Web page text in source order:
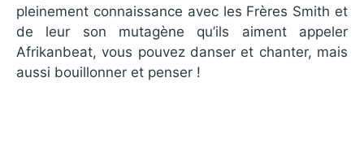
pleinement connaissance avec les Frères Smith et
de leur son mutagène qu’ils aiment appeler
Afrikanbeat, vous pouvez danser et chanter, mais
aussi bouillonner et penser !